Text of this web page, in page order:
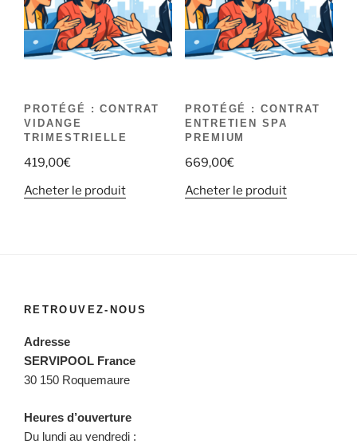
PROTÉGÉ : CONTRAT
VIDANGE
TRIMESTRIELLE
419,00€
Acheter le produit
PROTÉGÉ : CONTRAT
ENTRETIEN SPA
PREMIUM
669,00€
Acheter le produit
RETROUVEZ-NOUS
Adresse
SERVIPOOL France
30 150 Roquemaure
Heures d’ouverture
Du lundi au vendredi :